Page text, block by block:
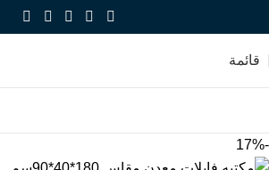
قائمة
-17%